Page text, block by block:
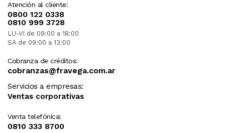
Atención al cliente:
0800 122 0338
0810 999 3728
LU-VI de 09:00 a 18:00
SA de 09:00 a 13:00
Cobranza de créditos:
cobranzas@fravega.com.ar
Servicios a empresas:
Ventas corporativas
Venta telefónica:
0810 333 8700